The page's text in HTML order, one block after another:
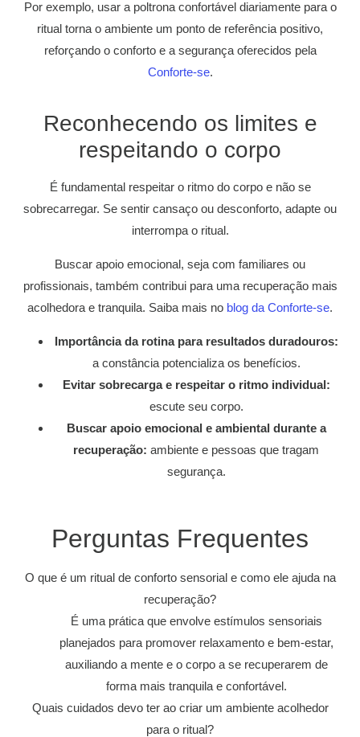
Por exemplo, usar a poltrona confortável diariamente para o
ritual torna o ambiente um ponto de referência positivo,
reforçando o conforto e a segurança oferecidos pela
Conforte-se.
Reconhecendo os limites e
respeitando o corpo
É fundamental respeitar o ritmo do corpo e não se
sobrecarregar. Se sentir cansaço ou desconforto, adapte ou
interrompa o ritual.
Buscar apoio emocional, seja com familiares ou
profissionais, também contribui para uma recuperação mais
acolhedora e tranquila. Saiba mais no blog da Conforte-se.
Importância da rotina para resultados duradouros:
a constância potencializa os benefícios.
Evitar sobrecarga e respeitar o ritmo individual:
escute seu corpo.
Buscar apoio emocional e ambiental durante a
recuperação: ambiente e pessoas que tragam
segurança.
Perguntas Frequentes
O que é um ritual de conforto sensorial e como ele ajuda na
recuperação?
É uma prática que envolve estímulos sensoriais
planejados para promover relaxamento e bem-estar,
auxiliando a mente e o corpo a se recuperarem de
forma mais tranquila e confortável.
Quais cuidados devo ter ao criar um ambiente acolhedor
para o ritual?